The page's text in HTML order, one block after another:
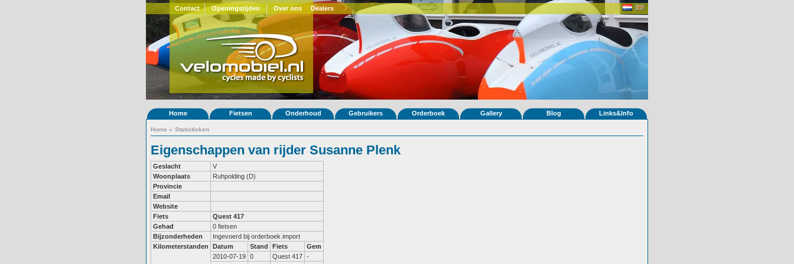
Contact Openingstijden Over ons Dealers
Home Fietsen Onderhoud Gebruikers Orderboek Gallery Blog Links&Info
Home » Statistieken
Eigenschappen van rijder Susanne Plenk
Geslacht
V
Woonplaats
Ruhpolding (D)
Provincie
Email
Website
Fiets
Quest 417
Gehad
0 fietsen
Bijzonderheden
Ingevoerd bij orderboek import
Kilometerstanden
Datum Stand Fiets
Gem
2010-07-19 0 Quest 417 -